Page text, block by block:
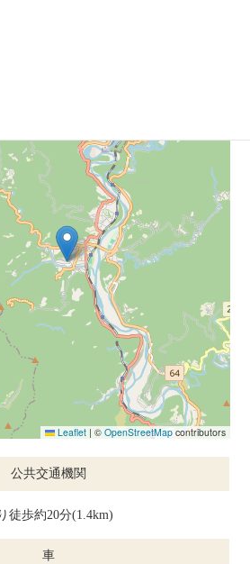
Leaflet | © OpenStreetMapcontributors
公共交通機関
徒歩約20分(1.4km)
車